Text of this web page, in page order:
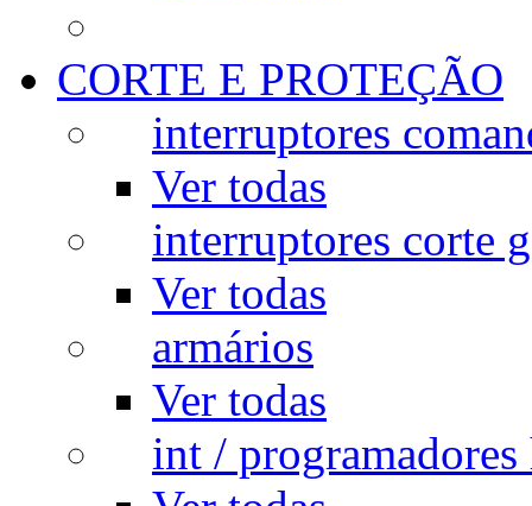
CORTE E PROTEÇÃO
interruptores
Ver todas
interruptores corte
Ver todas
armários
Ver todas
int / programadores